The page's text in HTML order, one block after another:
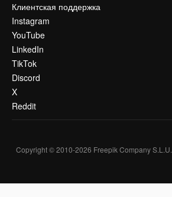
Клиентская поддержка
Instagram
YouTube
LinkedIn
TikTok
Discord
X
Reddit
Copyright © 2010-2026 Freepik Company S.L.U.